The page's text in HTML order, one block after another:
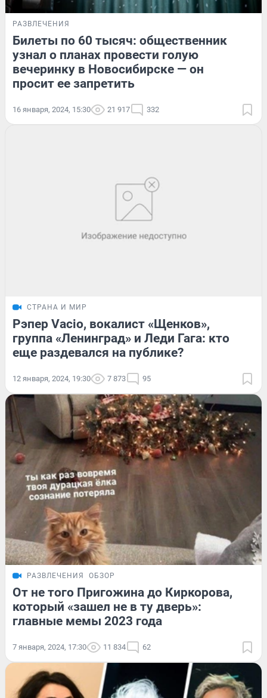
РАЗВЛЕЧЕНИЯ
Билеты по 60 тысяч: общественник
узнал о планах провести голую
вечеринку в Новосибирске — он
просит ее запретить
16 января, 2024, 15:30 21 917 332
СТРАНА И МИР
Рэпер Vacio, вокалист «Щенков»,
группа «Ленинград» и Леди Гага: кто
еще раздевался на публике?
12 января, 2024, 19:30 7 873 95
РАЗВЛЕЧЕНИЯ ОБЗОР
От не того Пригожина до Киркорова,
который «зашел не в ту дверь»:
главные мемы 2023 года
7 января, 2024, 17:30 11 834 62